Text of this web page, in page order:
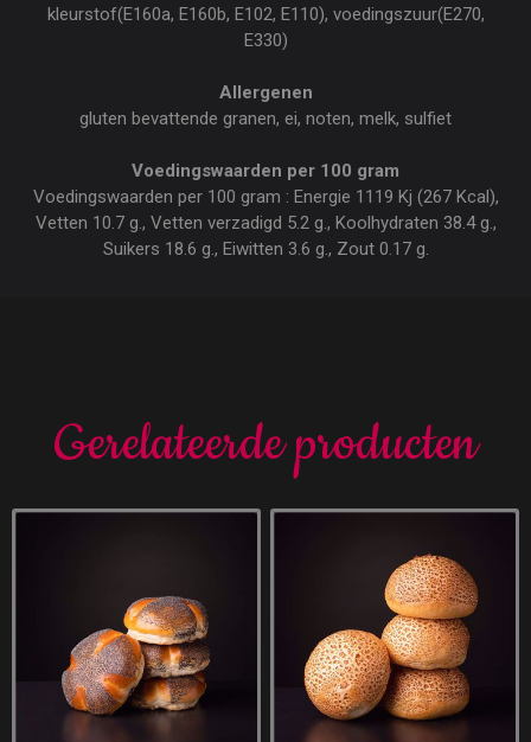
kleurstof(E160a, E160b, E102, E110), voedingszuur(E270,
E330)
Allergenen
gluten bevattende granen, ei, noten, melk, sulfiet
Voedingswaarden per 100 gram
Voedingswaarden per 100 gram : Energie 1119 Kj (267 Kcal),
Vetten 10.7 g., Vetten verzadigd 5.2 g., Koolhydraten 38.4 g.,
Suikers 18.6 g., Eiwitten 3.6 g., Zout 0.17 g.
Gerelateerde producten